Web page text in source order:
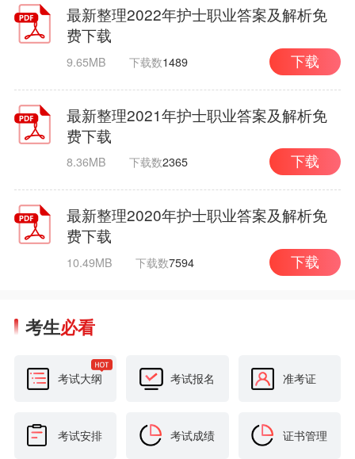
最新整理2022年护士职业答案及解析免
费下载
9.65MB 下载数1489 下载
最新整理2021年护士职业答案及解析免
费下载
8.36MB 下载数2365 下载
最新整理2020年护士职业答案及解析免
费下载
10.49MB 下载数7594 下载
考生必看
考试大纲 考试报名 准考证
考试安排 考试成绩 证书管理